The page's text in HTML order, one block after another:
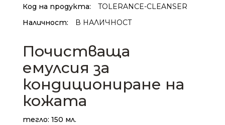
Код на продукта:
TOLERANCE-CLEANSER
Наличност:
В НАЛИЧНОСТ
Почистваща
емулсия за
кондициониране на
кожата
тегло: 150 мл.